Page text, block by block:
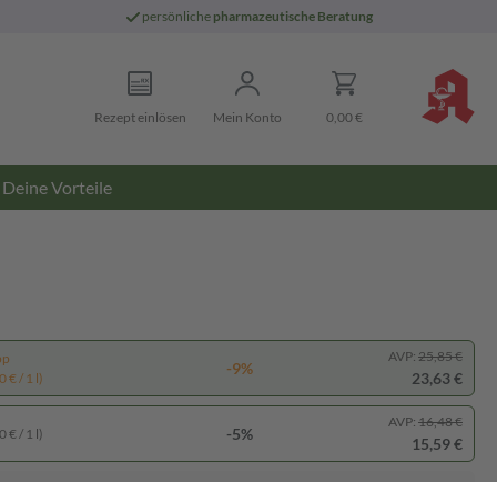
persönliche pharmazeutische Beratung
Rezept einlösen Mein Konto 0,00 €
Deine Vorteile
€ / 1 l)
-9%
AVP: 25,85 €
23,63 €
€ / 1 l) -5%
AVP: 16,48 €
15,59 €